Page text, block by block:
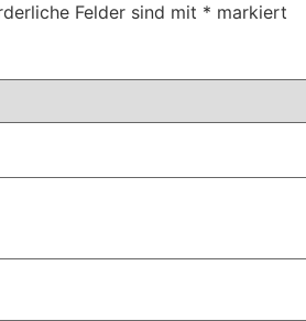
Felder sind mit * markiert